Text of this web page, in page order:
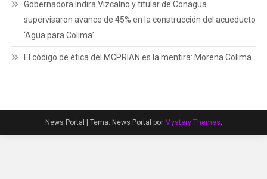
Gobernadora Indira Vizcaíno y titular de Conagua
supervisaron avance de 45% en la construcción del acueducto
‘Agua para Colima’
El código de ética del MCPRIAN es la mentira: Morena Colima
News Portal Tema: News Portal por Mystery Themes.